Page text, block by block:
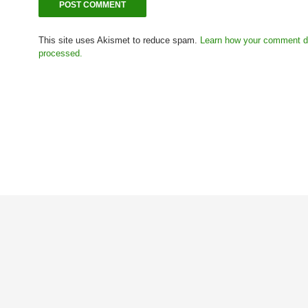
This site uses Akismet to reduce spam. Learn how your comment
processed.